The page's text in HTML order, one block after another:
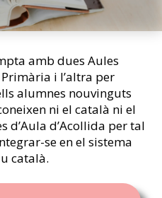
amb dues Aules
i l’altra per
alumnes nouvinguts
ni el català ni el
d’Aula d’Acollida per tal
se en el sistema
català.